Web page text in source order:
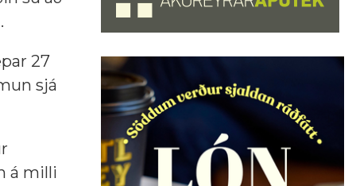
27
sjá
á milli